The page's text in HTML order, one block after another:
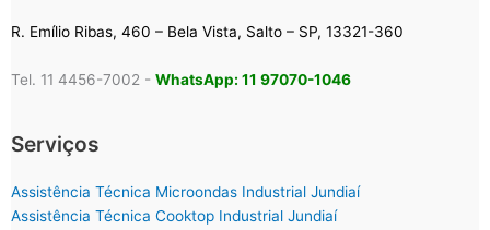
R. Emílio Ribas, 460 – Bela Vista, Salto – SP, 13321-360
Tel. 11 4456-7002 - WhatsApp: 11 97070-1046
Serviços
Assistência Técnica Microondas Industrial Jundiaí
Assistência Técnica Cooktop Industrial Jundiaí